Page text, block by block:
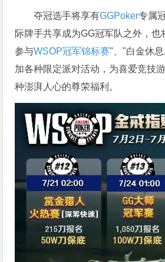
夺冠选手将享有GGPoker专属
际牌手共享成为GG冠军队之外，也
参与WSOP冠军锦标赛"、"白金休
加各种限定派对活动，为喜爱竞技
种澎湃人心的尊荣福利。